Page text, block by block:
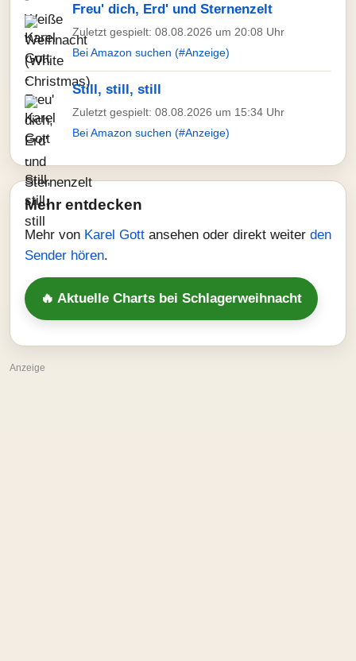
Freu' dich, Erd' und Sternenzelt
Zuletzt gespielt: 08.08.2026 um 20:08 Uhr
Bei Amazon suchen (#Anzeige)
Still, still, still
Zuletzt gespielt: 08.08.2026 um 15:34 Uhr
Bei Amazon suchen (#Anzeige)
Mehr entdecken
Mehr von Karel Gott ansehen oder direkt weiter den
Sender hören.
🔥 Aktuelle Charts bei Schlagerweihnacht
Anzeige